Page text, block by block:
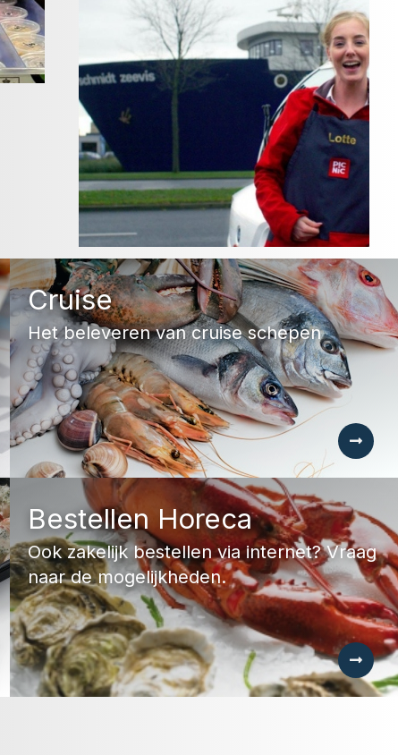
Cruise
Het beleveren van cruise schepen
Bestellen Horeca
Ook zakelijk bestellen via internet? Vraag
naar de mogelijkheden.